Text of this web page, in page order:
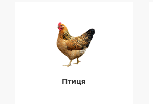
Птиця